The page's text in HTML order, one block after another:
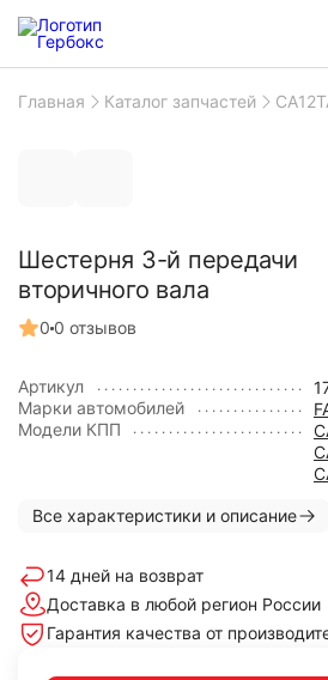
Главная Каталог запчастей
Шестерня 3-й передачи
вторичного вала
0 0 отзывов
Артикул
Марки автомобилей
Модели КПП
Все характеристики и описание
14 дней на возврат
Доставка в любой регион России
Гарантия качества от